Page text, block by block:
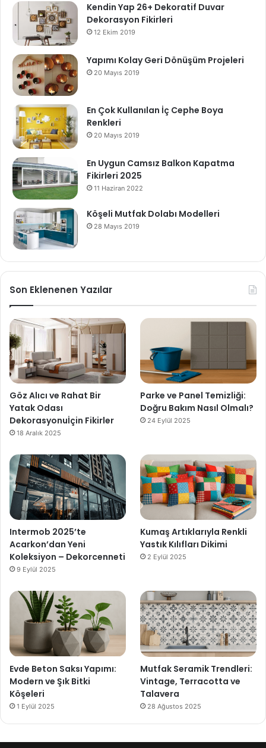
Kendin Yap 26+ Dekoratif Duvar
Dekorasyon Fikirleri
12 Ekim 2019
Yapımı Kolay Geri Dönüşüm Projeleri
20 Mayıs 2019
En Çok Kullanılan İç Cephe Boya
Renkleri
20 Mayıs 2019
En Uygun Camsız Balkon Kapatma
Fikirleri 2025
11 Haziran 2022
Köşeli Mutfak Dolabı Modelleri
28 Mayıs 2019
Son Eklenenen Yazılar
Göz Alıcı ve Rahat Bir
Yatak Odası
Dekorasyonuİçin Fikirler
18 Aralık 2025
Parke ve Panel Temizliği:
Doğru Bakım Nasıl Olmalı?
24 Eylül 2025
Intermob 2025’te
Acarkon’dan Yeni
Koleksiyon – Dekorcenneti
9 Eylül 2025
Kumaş Artıklarıyla Renkli
Yastık Kılıfları Dikimi
2 Eylül 2025
Evde Beton Saksı Yapımı:
Modern ve Şık Bitki
Köşeleri
1 Eylül 2025
Mutfak Seramik Trendleri:
Vintage, Terracotta ve
Talavera
28 Ağustos 2025